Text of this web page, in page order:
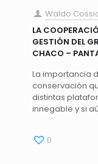
Waldo
LA
GESTIÓN DEL
CHACO –
La importancia
conservación
distintas
innegable y si
0